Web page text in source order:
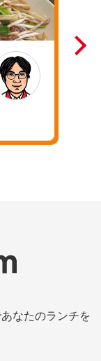
なたのランチを